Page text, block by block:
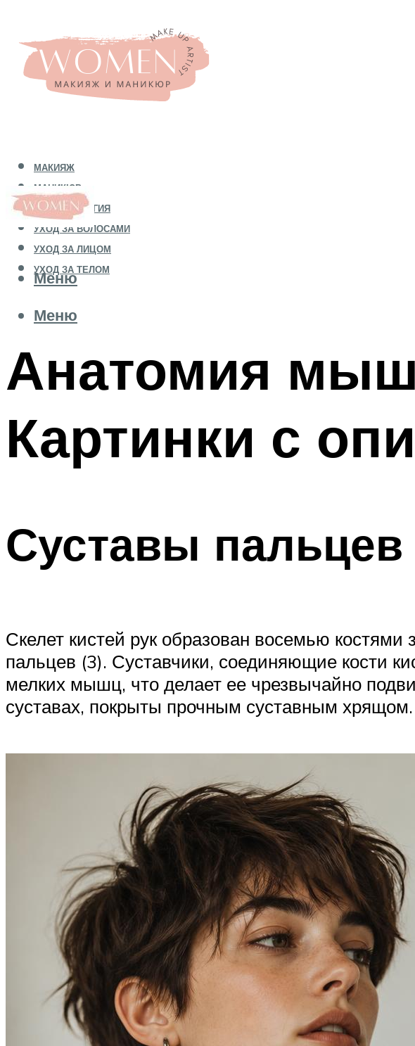
МАКИЯЖ
МАНИКЮР
КОСМЕТОЛОГИЯ
УХОД ЗА ВОЛОСАМИ
УХОД ЗА ЛИЦОМ
УХОД ЗА ТЕЛОМ
Меню
Меню
Анатомия
Картинки с
Суставы пальцев
Скелет кистей рук образован восемью
пальцев (3). Суставчики, соединяющие кости
мелких мышц, что делает ее чрезвычайно
суставах, покрыты прочным суставным хрящом.